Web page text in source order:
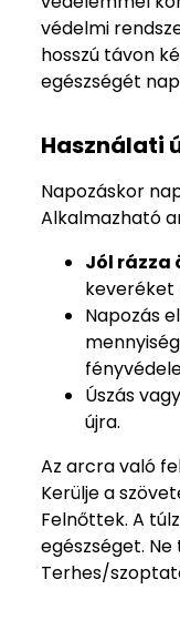
védelmi
hosszú távon
egészségét
Használati
Napozáskor
Alkalmazható
Jól rázza
keveréket
Napozás
Úszás
újra.
Az arcra való
Kerülje a
Felnőttek. A
egészséget.
Terhes/